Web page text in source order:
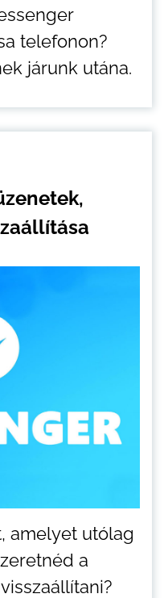
telefonon?
járunk utána.
amelyet utólag
a